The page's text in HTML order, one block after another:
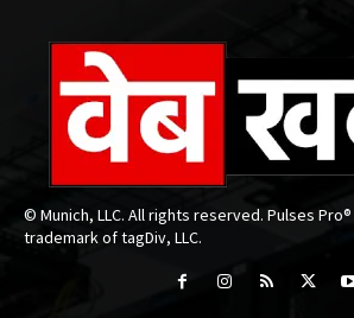
© Munich, LLC. All rights reserved. Pulses
trademark of tagDiv, LLC.